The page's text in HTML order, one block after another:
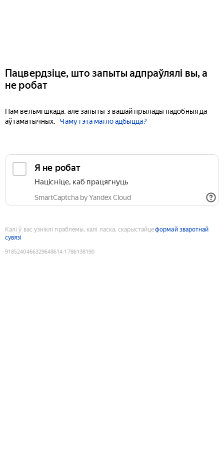
Пацвердзіце, што запыты адпраўлялі вы, а
не робат
Нам вельмі шкада, але запыты з вашай прылады падобныя да
аўтаматычных.
Чаму гэта магло адбыцца?
Я не робат
Націсніце, каб працягнуць
SmartCaptcha by Yandex Cloud
Калі ў вас узніклі праблемы, калі ласка, скарыстайцеформай зваротнай
сувязі
9185240466329648614:1786138190